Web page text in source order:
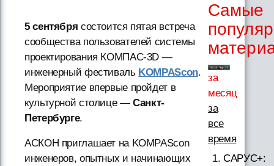
5 сентября состоится пятая встреча
сообщества пользователей системы
проектирования КОМПАС-3D —
инженерный фестиваль KOMPAScon.
Мероприятие впервые пройдет в
культурной столице —Санкт-
Петербурге.
АСКОН приглашает на KOMPAScon
инженеров, опытных и начинающих
Самые
за
месяц
за
все
время
САРУС+: